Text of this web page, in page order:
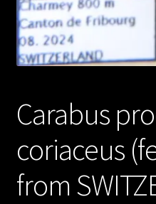
Carabus
coriaceus
from